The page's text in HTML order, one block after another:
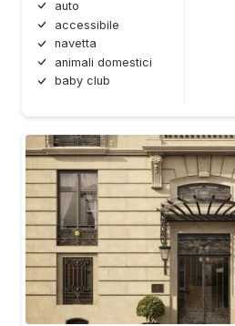
auto
accessibile
navetta
animali domestici
baby club